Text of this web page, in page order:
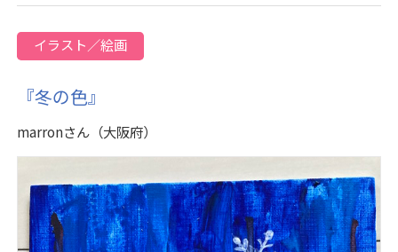
イラスト／絵画
『冬の色』
marronさん（大阪府）